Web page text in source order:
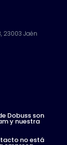
23003 Jaén
Dobuss son
y nuestra
no está